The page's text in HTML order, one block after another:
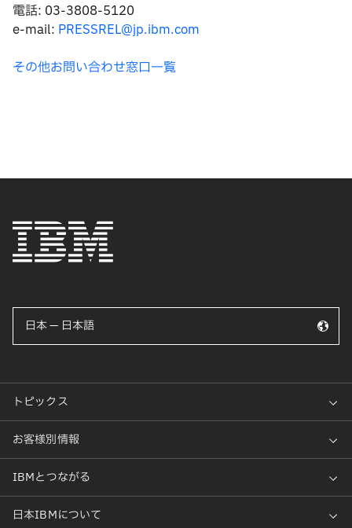
電話: 03-3808-5120
e-mail: PRESSREL@jp.ibm.com
その他お問い合わせ窓口一覧
日本 — 日本語